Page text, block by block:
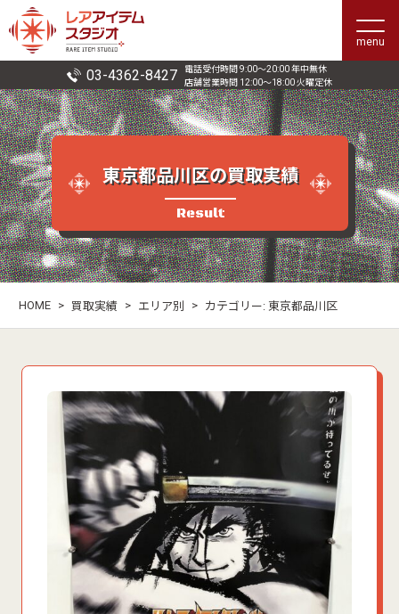
menu
03-4362-8427
電話受付時間 9:00〜20:00 年中無休
店舗営業時間 12:00〜18:00 火曜定休
東京都品川区の買取実績
Result
HOME > 買取実績 > エリア別 > カテゴリー: 東京都品川区